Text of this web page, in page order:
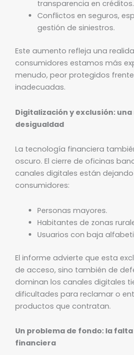
transparencia en créditos.
Conflictos en seguros,
gestión de siniestros.
Este aumento refleja una
consumidores estamos más
menudo, peor protegidos
inadecuadas.
Digitalización y exclusión:
desigualdad
La tecnología financiera
oscuro. El cierre de oficinas
canales digitales están
consumidores:
Personas mayores.
Habitantes de zonas
Usuarios con baja
El informe advierte que esta
de acceso, sino también de
dominan los canales digitales
dificultades para reclamar o
productos que contratan.
Un problema de fondo: la
financiera